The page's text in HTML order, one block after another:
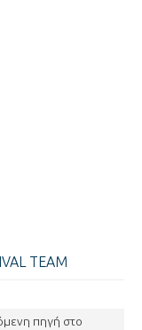
TEAM
πηγή στο